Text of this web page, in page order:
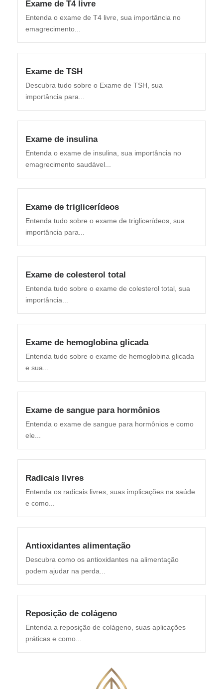
Exame de T4 livre
Entenda o exame de T4 livre, sua importância no
emagrecimento...
Exame de TSH
Descubra tudo sobre o Exame de TSH, sua
importância para...
Exame de insulina
Entenda o exame de insulina, sua importância no
emagrecimento saudável...
Exame de triglicerídeos
Entenda tudo sobre o exame de triglicerídeos, sua
importância para...
Exame de colesterol total
Entenda tudo sobre o exame de colesterol total, sua
importância...
Exame de hemoglobina glicada
Entenda tudo sobre o exame de hemoglobina glicada
e sua...
Exame de sangue para hormônios
Entenda o exame de sangue para hormônios e como
ele...
Radicais livres
Entenda os radicais livres, suas implicações na saúde
e como...
Antioxidantes alimentação
Descubra como os antioxidantes na alimentação
podem ajudar na perda...
Reposição de colágeno
Entenda a reposição de colágeno, suas aplicações
práticas e como...